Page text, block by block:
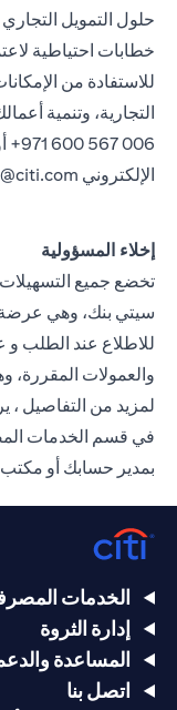
حلول التمويل
خطابات احتياطية
للاستفادة من
التجارية، وتنمية
971
الإلكتروني
إخلاء المسؤولية
تخضع جميع
سيتي بنك، وهي عرضة
للاطلاع عند الطلب و
والعمولات
لمزيد من التفاصيل
في قسم الخدمات
بمدير حسابك أو
الخدمات
إدارة الثروة
المساعدة
اتصل بنا